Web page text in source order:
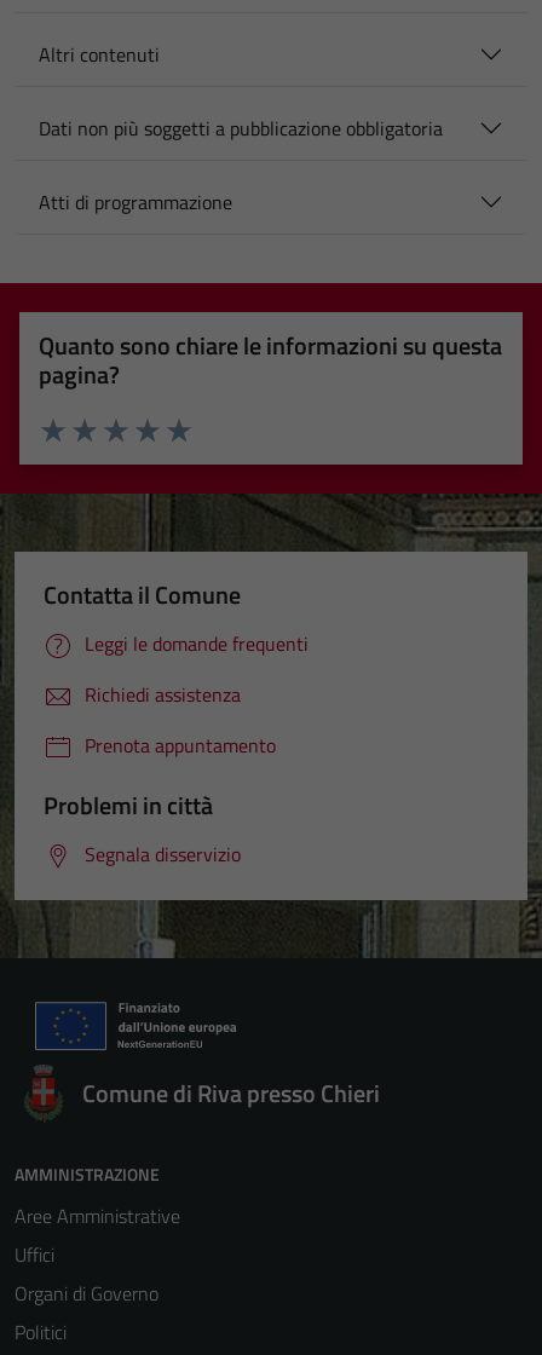
Altri contenuti
Dati non più soggetti a pubblicazione obbligatoria
Atti di programmazione
Quanto sono chiare le informazioni su questa
pagina?
Valuta 5 stelle su 5
Valuta 4 stelle su 5
Valuta 3 stelle su 5
Valuta 2 stelle su 5
Valuta 1 stelle su 5
Contatta il Comune
Leggi le domande frequenti
Richiedi assistenza
Prenota appuntamento
Problemi in città
Segnala disservizio
Comune di Riva presso Chieri
AMMINISTRAZIONE
Aree Amministrative
Uffici
Organi di Governo
Politici